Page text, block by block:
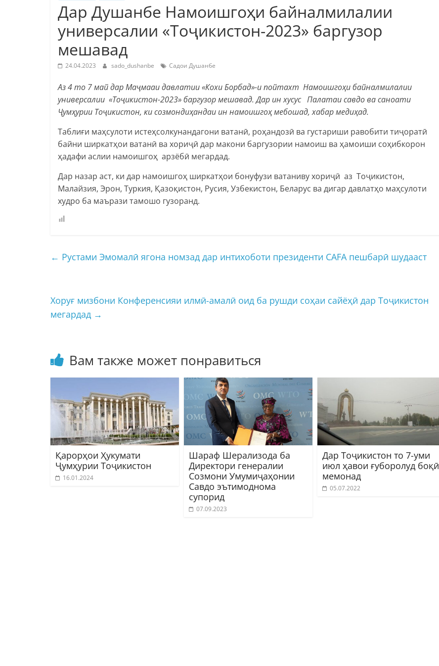
Дар Душанбе Намоишгоҳи байналмилалии
универсалии «Тоҷикистон-2023» баргузор
мешавад
24.04.2023 sado_dushanbe Садои Душанбе
Аз 4 то 7 май дар Маҷмааи давлатии «Кохи Борбад»-и пойтахт Намоишгоҳи байналмилалии
универсалии «Тоҷикистон-2023» баргузор мешавад. Дар ин хусус Палатаи савдо ва саноати
Ҷумҳурии Тоҷикистон, ки созмондиҳандаи ин намоишгоҳ мебошад, хабар медиҳад.
Таблиғи маҳсулоти истеҳсолкунандагони ватанӣ, роҳандозӣ ва густариши равобити тиҷоратӣ
байни ширкатҳои ватанӣ ва хориҷӣ дар макони баргузории намоиш ва ҳамоиши соҳибкорон
ҳадафи аслии намоишгоҳ арзёбӣ мегардад.
Дар назар аст, ки дар намоишгоҳ ширкатҳои бонуфузи ватаниву хориҷӣ аз Тоҷикистон,
Малайзия, Эрон, Туркия, Қазоқистон, Русия, Узбекистон, Беларус ва дигар давлатҳо маҳсулоти
худро ба маърази тамошо гузоранд.
← Рустами Эмомалӣ ягона номзад дар интихоботи президенти CAFA пешбарӣ шудааст
Хоруғ мизбони Конференсияи илмӣ-амалӣ оид ба рушди соҳаи сайёҳӣ дар Тоҷикистон
мегардад →
Вам также может понравиться
Қарорҳои Ҳукумати
Ҷумҳурии Тоҷикистон
16.01.2024
Шараф Шерализода ба
Директори генералии
Созмони Умумиҷаҳонии
Савдо эътимоднома
супорид
07.09.2023
Дар Тоҷикистон то 7-уми
июл ҳавои ғуборолуд боқӣ
мемонад
05.07.2022